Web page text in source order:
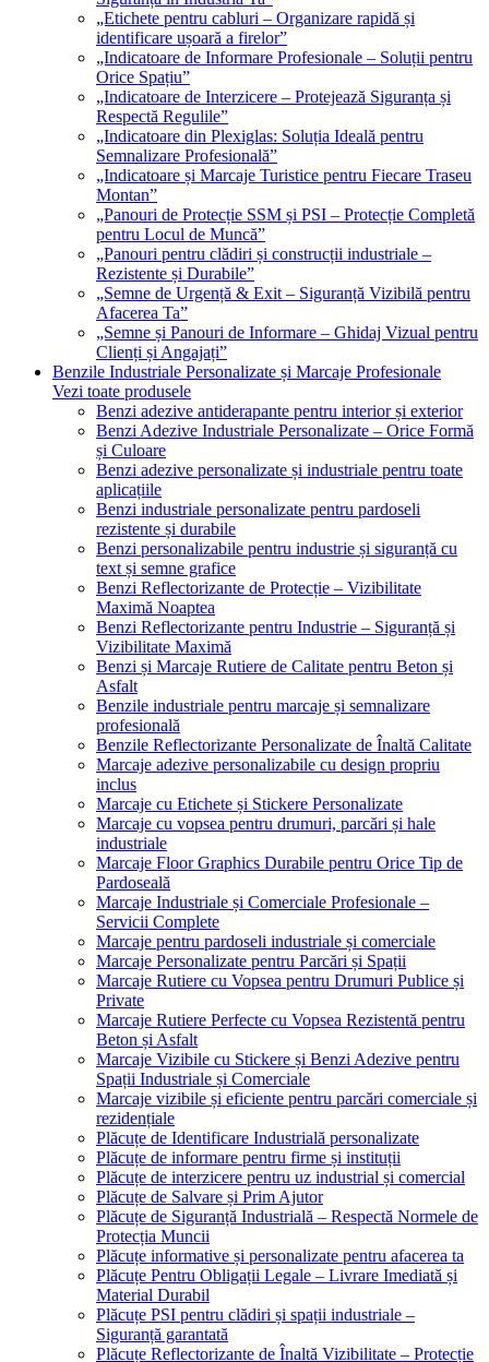
„Etichete pentru cabluri – Organizare rapidă și
identificare ușoară a firelor”
„Indicatoare de Informare Profesionale – Soluții pentru
Orice Spațiu”
„Indicatoare de Interzicere – Protejează Siguranța și
Respectă Regulile”
„Indicatoare din Plexiglas: Soluția Ideală pentru
Semnalizare Profesională”
„Indicatoare și Marcaje Turistice pentru Fiecare Traseu
Montan”
„Panouri de Protecție SSM și PSI – Protecție Completă
pentru Locul de Muncă”
„Panouri pentru clădiri și construcții industriale –
Rezistente și Durabile”
„Semne de Urgență & Exit – Siguranță Vizibilă pentru
Afacerea Ta”
„Semne și Panouri de Informare – Ghidaj Vizual pentru
Clienți și Angajați”
Benzile Industriale Personalizate și Marcaje Profesionale
Vezi toate produsele
Benzi adezive antiderapante pentru interior și exterior
Benzi Adezive Industriale Personalizate – Orice Formă
și Culoare
Benzi adezive personalizate și industriale pentru toate
aplicațiile
Benzi industriale personalizate pentru pardoseli
rezistente și durabile
Benzi personalizabile pentru industrie și siguranță cu
text și semne grafice
Benzi Reflectorizante de Protecție – Vizibilitate
Maximă Noaptea
Benzi Reflectorizante pentru Industrie – Siguranță și
Vizibilitate Maximă
Benzi și Marcaje Rutiere de Calitate pentru Beton și
Asfalt
Benzile industriale pentru marcaje și semnalizare
profesională
Benzile Reflectorizante Personalizate de Înaltă Calitate
Marcaje adezive personalizabile cu design propriu
inclus
Marcaje cu Etichete și Stickere Personalizate
Marcaje cu vopsea pentru drumuri, parcări și hale
industriale
Marcaje Floor Graphics Durabile pentru Orice Tip de
Pardoseală
Marcaje Industriale și Comerciale Profesionale –
Servicii Complete
Marcaje pentru pardoseli industriale și comerciale
Marcaje Personalizate pentru Parcări și Spații
Marcaje Rutiere cu Vopsea pentru Drumuri Publice și
Private
Marcaje Rutiere Perfecte cu Vopsea Rezistentă pentru
Beton și Asfalt
Marcaje Vizibile cu Stickere și Benzi Adezive pentru
Spații Industriale și Comerciale
Marcaje vizibile și eficiente pentru parcări comerciale și
rezidențiale
Plăcuțe de Identificare Industrială personalizate
Plăcuțe de informare pentru firme și instituții
Plăcuțe de interzicere pentru uz industrial și comercial
Plăcuțe de Salvare și Prim Ajutor
Plăcuțe de Siguranță Industrială – Respectă Normele de
Protecția Muncii
Plăcuțe informative și personalizate pentru afacerea ta
Plăcuțe Pentru Obligații Legale – Livrare Imediată și
Material Durabil
Plăcuțe PSI pentru clădiri și spații industriale –
Siguranță garantată
Plăcuțe Reflectorizante de Înaltă Vizibilitate – Protecție